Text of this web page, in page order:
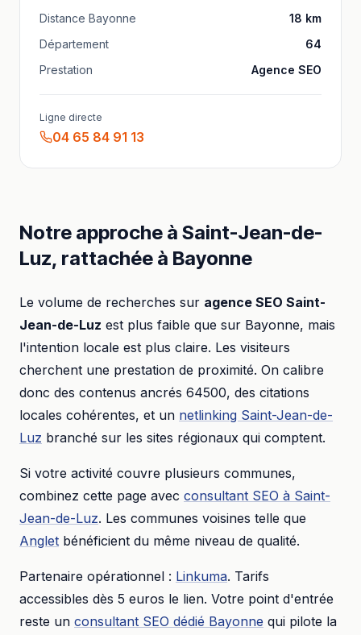
Distance Bayonne 18 km
Département
64
Prestation
Agence SEO
Ligne directe
04 65 84 91 13
Notre approche à Saint-Jean-de-
Luz, rattachée à Bayonne
Le volume de recherches sur agence SEO Saint-
Jean-de-Luz est plus faible que sur Bayonne, mais
l'intention locale est plus claire. Les visiteurs
cherchent une prestation de proximité. On calibre
donc des contenus ancrés 64500, des citations
locales cohérentes, et un netlinking Saint-Jean-de-
Luz branché sur les sites régionaux qui comptent.
Si votre activité couvre plusieurs communes,
combinez cette page avec consultant SEO à Saint-
Jean-de-Luz. Les communes voisines telle que
Anglet bénéficient du même niveau de qualité.
Partenaire opérationnel : Linkuma. Tarifs
accessibles dès 5 euros le lien. Votre point d'entrée
reste un consultant SEO dédié Bayonne qui pilote la